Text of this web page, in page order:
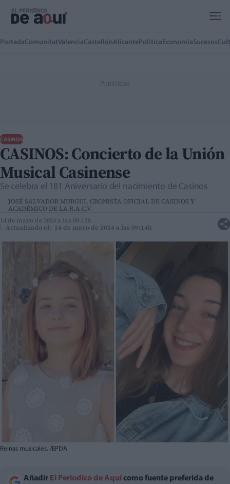
PortadaComunitatValenciaCastellónAlicante Política EconomíaSucesos
CASINOS
CASINOS: Concierto de la Unión
Musical Casinense
Se celebra el 181 Aniversario del nacimiento de Casinos
JOSÉ SALVADOR MURGUI, CRONISTA OFICIAL DE CASINOS Y
ACADÉMICO DE LA R.A.C.V.
14 de mayo de 2024 a las 09:12h
Actualizado el: 14 de mayo de 2024 a las 09:14h
Reinas musicales. /EPDA
Añadir El Periodico de Aquí como fuente preferida de